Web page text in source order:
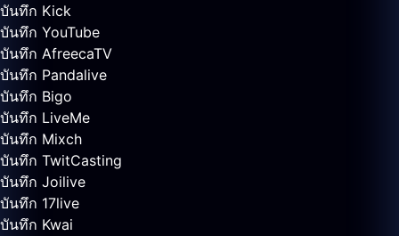
บันทึก Kick
บันทึก YouTube
บันทึก AfreecaTV
บันทึก Pandalive
บันทึก Bigo
บันทึก LiveMe
บันทึก Mixch
บันทึก TwitCasting
บันทึก Joilive
บันทึก 17live
บันทึก Kwai